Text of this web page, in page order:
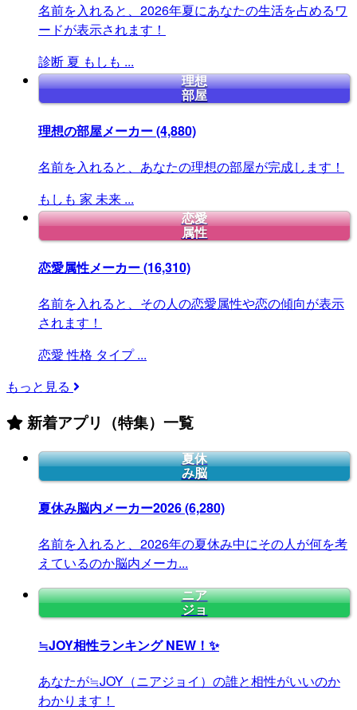
名前を入れると、2026年夏にあなたの生活を占めるワ
ードが表示されます！
診断 夏 もしも ...
理想
部屋
理想の部屋メーカー(4,880)
名前を入れると、あなたの理想の部屋が完成します！
もしも 家 未来 ...
恋愛
属性
恋愛属性メーカー(16,310)
名前を入れると、その人の恋愛属性や恋の傾向が表示
されます！
恋愛 性格 タイプ ...
もっと見る
新着アプリ（特集）一覧
夏休
み脳
夏休み脳内メーカー2026(6,280)
名前を入れると、2026年の夏休み中にその人が何を考
えているのか脳内メーカ...
ニア
ジョ
≒JOY相性ランキングNEW！✨
あなたが≒JOY（ニアジョイ）の誰と相性がいいのか
わかります！